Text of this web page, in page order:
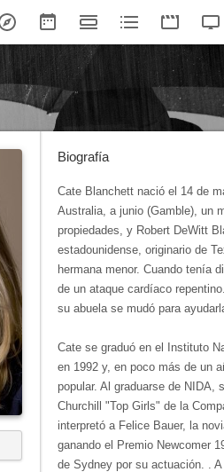
Biografía
Cate Blanchett nació el 14 de
Australia, a junio (Gamble), un
propiedades, y Robert DeWitt
estadounidense, originario de
hermana menor. Cuando tenía
de un ataque cardíaco
su abuela se mudó para
Cate se graduó en el Instituto
en 1992 y, en poco más de un
popular. Al graduarse de NIDA,
Churchill "Top Girls" de la
interpretó a Felice Bauer, la
ganando el Premio Newcomer
de Sydney por su actuación. .